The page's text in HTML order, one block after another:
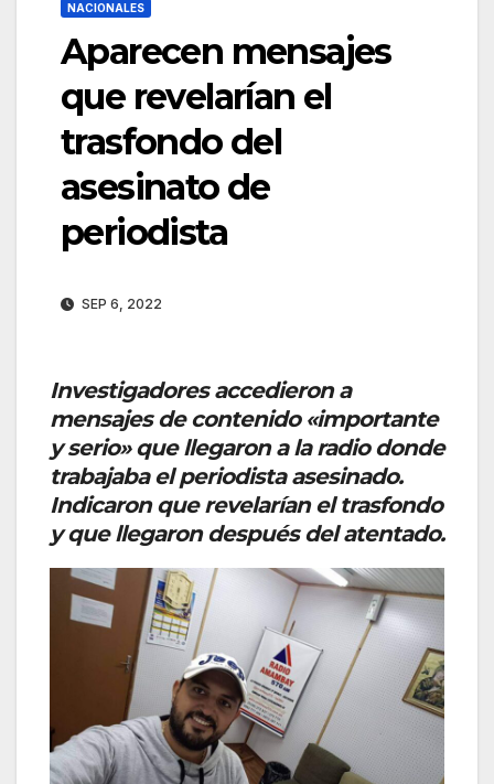
NACIONALES
Aparecen mensajes
que revelarían el
trasfondo del
asesinato de
periodista
SEP 6, 2022
Investigadores accedieron a
mensajes de contenido «importante
y serio» que llegaron a la radio donde
trabajaba el periodista asesinado.
Indicaron que revelarían el trasfondo
y que llegaron después del atentado.